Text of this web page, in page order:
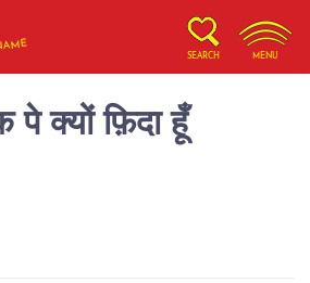
SEARCH MENU
क्यों फ़िदा हूँ